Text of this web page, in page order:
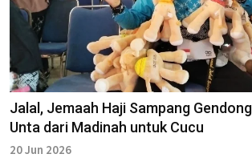
Jalal, Jemaah Haji Sampang
Unta dari Madinah untuk Cucu
20 Jun 2026